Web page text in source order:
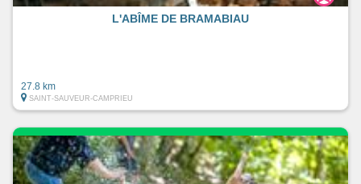
L'ABÎME DE BRAMABIAU
27.8 km
SAINT-SAUVEUR-CAMPRIEU